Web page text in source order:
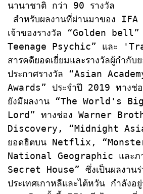
นานาชาติ กว่า 90 รางวัล
เจ้าของรางวัล “Golden bell”
Teenage Psychic” และ
สารคดียอดเยี่ยมและรางวัลผู้กำกับ
ประกาศรางวัล “Asian
Awards” ประจำปี 2019 ทางช่
ยังมีผลงาน “The World's
Lord” ทางช่อง Warner
Discovery, “Midnight
ยอดฮิตบน Netflix,
National Geographic และภ
Secret House” ซึ่งเป็นผลงานร่
ประเทศเกาหลีและไต้หวัน กำลังอ